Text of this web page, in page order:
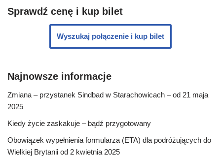
Sprawdź cenę i kup bilet
Wyszukaj połączenie i kup bilet
Najnowsze informacje
Zmiana – przystanek Sindbad w Starachowicach – od 21 maja
2025
Kiedy życie zaskakuje – bądź przygotowany
Obowiązek wypełnienia formularza (ETA) dla podróżujących do
Wielkiej Brytanii od 2 kwietnia 2025